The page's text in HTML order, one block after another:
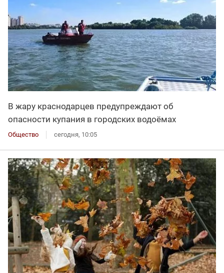
В жару краснодарцев предупреждают об
опасности купания в городских водоёмах
Общество сегодня, 10:05